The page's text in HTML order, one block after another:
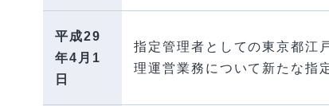
平成29
年4月1
日
指定管理者としての東京都江
理運営業務について新たな指